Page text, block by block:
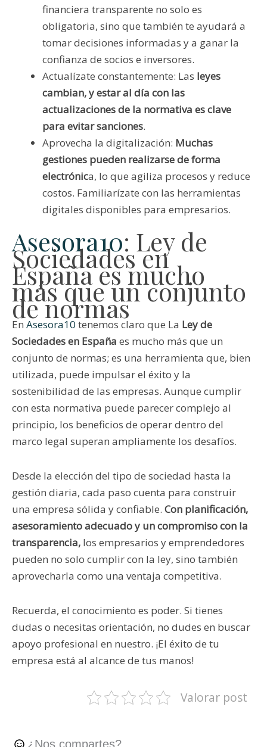
financiera transparente no solo es
obligatoria, sino que también te ayudará a
tomar decisiones informadas y a ganar la
confianza de socios e inversores.
Actualízate constantemente: Las leyes
cambian, y estar al día con las
actualizaciones de la normativa es clave
para evitar sanciones.
Aprovecha la digitalización: Muchas
gestiones pueden realizarse de forma
electrónica, lo que agiliza procesos y reduce
costos. Familiarízate con las herramientas
digitales disponibles para empresarios.
Asesora10: Ley de
Sociedades en
España es mucho
más que un conjunto
de normas
En Asesora10 tenemos claro que La Ley de
Sociedades en España es mucho más que un
conjunto de normas; es una herramienta que, bien
utilizada, puede impulsar el éxito y la
sostenibilidad de las empresas. Aunque cumplir
con esta normativa puede parecer complejo al
principio, los beneficios de operar dentro del
marco legal superan ampliamente los desafíos.
Desde la elección del tipo de sociedad hasta la
gestión diaria, cada paso cuenta para construir
una empresa sólida y confiable. Con planificación,
asesoramiento adecuado y un compromiso con la
transparencia, los empresarios y emprendedores
pueden no solo cumplir con la ley, sino también
aprovecharla como una ventaja competitiva.
Recuerda, el conocimiento es poder. Si tienes
dudas o necesitas orientación, no dudes en buscar
apoyo profesional en nuestro. ¡El éxito de tu
empresa está al alcance de tus manos!
Valorar post
¿Nos compartes?